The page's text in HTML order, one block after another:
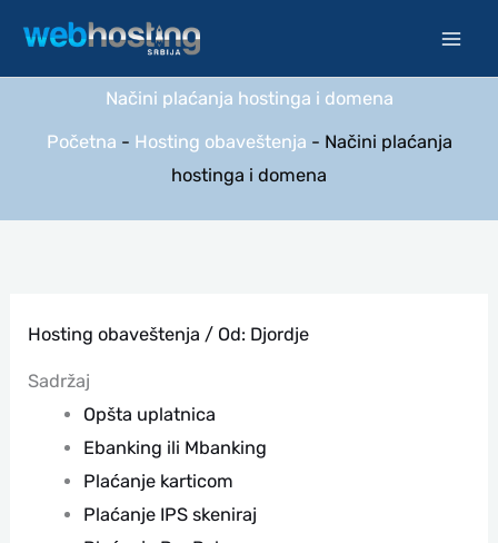
sadržaj
Načini plaćanja hostinga i domena
Početna - Hosting obaveštenja - Načini plaćanja
hostinga i domena
Hosting obaveštenja / Od: Djordje
Sadržaj
Opšta uplatnica
Ebanking ili Mbanking
Plaćanje karticom
Plaćanje IPS skeniraj